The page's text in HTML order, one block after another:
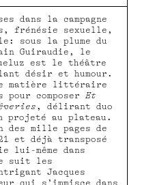
dans la campagne
frénésie sexuelle,
sous la plume du
Guiraudie, le
est le théâtre
désir et humour.
matière littéraire
pour composerEt
, délirant duo
projeté au plateau.
des mille pages de
et déjà transposé
lui-même dans
suit les
Jacques
qui s’immisce dans